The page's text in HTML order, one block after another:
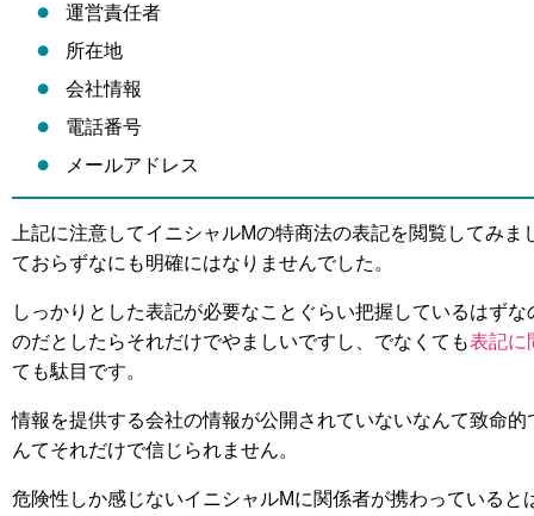
運営責任者
所在地
会社情報
電話番号
メールアドレス
上記に注意してイニシャルMの特商法の表記を閲覧してみ
ておらずなにも明確にはなりませんでした。
しっかりとした表記が必要なことぐらい把握しているはず
のだとしたらそれだけでやましいですし、でなくても表記に
ても駄目です。
情報を提供する会社の情報が公開されていないなんて致命
んてそれだけで信じられません。
危険性しか感じないイニシャルMに関係者が携わっている